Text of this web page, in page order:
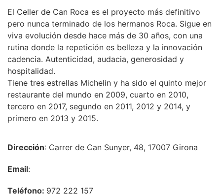
El Celler de Can Roca es el proyecto más definitivo
pero nunca terminado de los hermanos Roca. Sigue en
viva evolución desde hace más de 30 años, con una
rutina donde la repetición es belleza y la innovación
cadencia. Autenticidad, audacia, generosidad y
hospitalidad.
Tiene tres estrellas Michelin y ha sido el quinto mejor
restaurante del mundo en 2009, cuarto en 2010,
tercero en 2017, segundo en 2011, 2012 y 2014, y
primero en 2013 y 2015.
Dirección: Carrer de Can Sunyer, 48, 17007 Girona
Email:
Teléfono: 972 222 157